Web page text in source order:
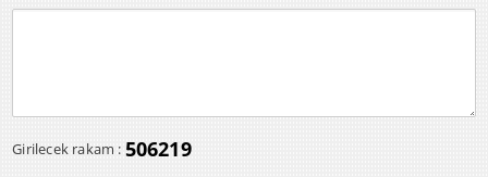
Girilecek rakam : 506219